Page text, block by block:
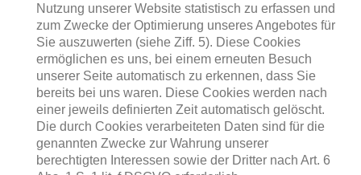
Nutzung unserer Website statistisch zu erfassen und
zum Zwecke der Optimierung unseres Angebotes für
Sie auszuwerten (siehe Ziff. 5). Diese Cookies
ermöglichen es uns, bei einem erneuten Besuch
unserer Seite automatisch zu erkennen, dass Sie
bereits bei uns waren. Diese Cookies werden nach
einer jeweils definierten Zeit automatisch gelöscht.
Die durch Cookies verarbeiteten Daten sind für die
genannten Zwecke zur Wahrung unserer
berechtigten Interessen sowie der Dritter nach Art. 6